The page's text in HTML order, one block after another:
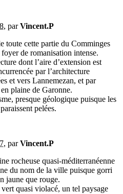
, parVincent.P
toute cette partie du Comminges
de romanisation intense.
dont l’aire d’extension est
par l’architecture
et vers Lannemezan, et par
plaine de Garonne.
presque géologique puisque les
pelées.
, parVincent.P
rocheuse quasi-méditerranéenne
du nom de la ville puisque gorri
jaune que rouge.
quasi violacé, un tel paysage